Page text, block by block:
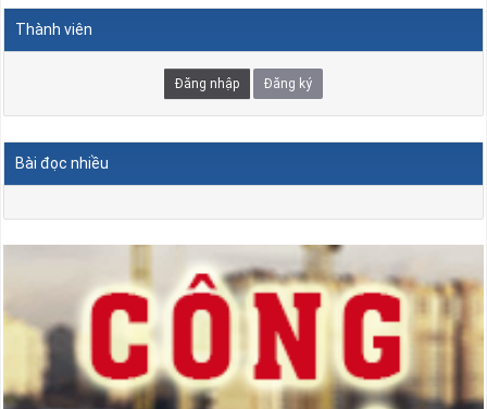
Thành viên
Đăng nhập Đăng ký
Bài đọc nhiều